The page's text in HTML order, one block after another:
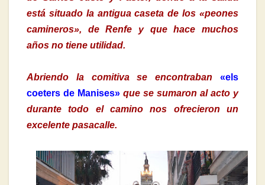
está situado la antigua caseta de los «peones
camineros», de Renfe y que hace muchos
años no tiene utilidad.
Abriendo la comitiva se encontraban «els
coeters de Manises» que se sumaron al acto y
durante todo el camino nos ofrecieron un
excelente pasacalle.